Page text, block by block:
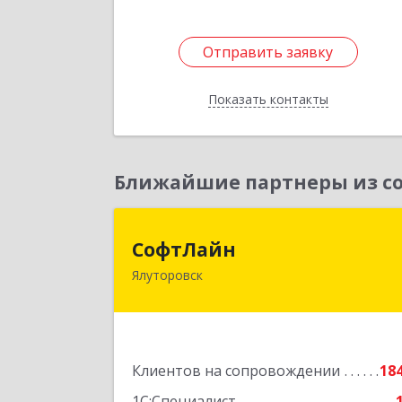
Отправить заявку
Показать контакты
Отправить заявку
Назад
Ближайшие партнеры из
СофтЛайн
Ялуторовск
Клиентов на сопровождении
627010, Тюменская обл, Ялуторовский